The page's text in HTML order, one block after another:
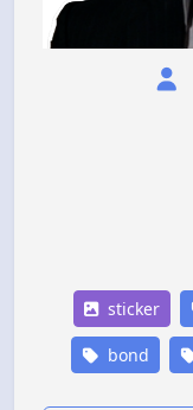
sticker
bond